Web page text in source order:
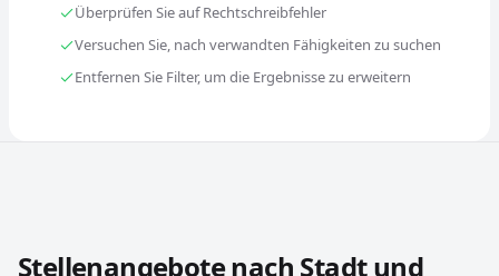
Überprüfen Sie auf Rechtschreibfehler
Versuchen Sie, nach verwandten Fähigkeiten zu suchen
Entfernen Sie Filter, um die Ergebnisse zu erweitern
Stellenangebote nach Stadt und